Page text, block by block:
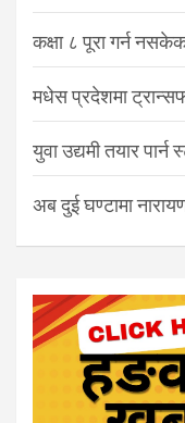
कक्षा ८ पूरा गर्न
मधेस प्रदेशमा
युवा उद्यमी तयार
अब दुई घण्टामा